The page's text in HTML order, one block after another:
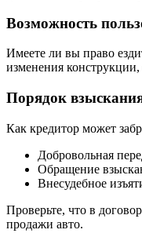
Возможность
Имеете ли вы право
изменения конструкции,
Порядок
Как кредитор может
Добровольная
Обращение
Внесудебное
Проверьте, что в
продажи авто.